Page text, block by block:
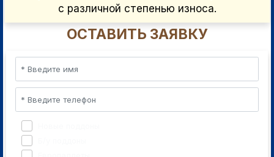
с различной степенью износа.
ОСТАВИТЬ ЗАЯВКУ